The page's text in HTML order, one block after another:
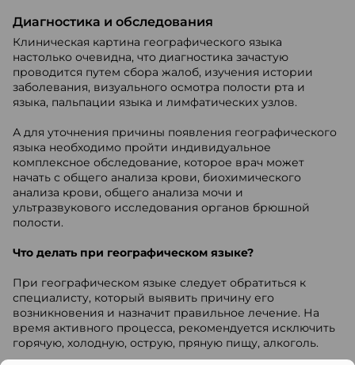
Диагностика и обследования
Клиническая картина географического языка
настолько очевидна, что диагностика зачастую
проводится путем сбора жалоб, изучения истории
заболевания, визуального осмотра полости рта и
языка, пальпации языка и лимфатических узлов.
А для уточнения причины появления географического
языка необходимо пройти индивидуальное
комплексное обследование, которое врач может
начать с общего анализа крови, биохимического
анализа крови, общего анализа мочи и
ультразвукового исследования органов брюшной
полости.
Что делать при географическом языке?
При географическом языке следует обратиться к
специалисту, который выявить причину его
возникновения и назначит правильное лечение. На
время активного процесса, рекомендуется исключить
горячую, холодную, острую, пряную пищу, алкоголь.